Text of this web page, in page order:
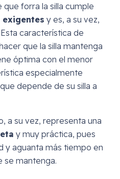
que forra la silla cumple
exigentes y es, a su vez,
Esta característica de
que la silla mantenga
óptima con el menor
especialmente
depende de su silla a
a su vez, representa una
y muy práctica, pues
y aguanta más tiempo en
se mantenga.